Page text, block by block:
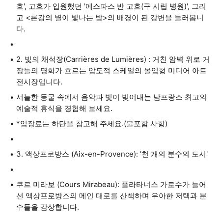
흐', 고흐가 입원했던 '에스파스 반 고흐(구 시립 병원)', 그리
고 <론강의 별이 빛나는 밤>의 배경이 된 강변을 둘러봅니
다.
2. 빛의 채석장(Carrières de Lumières) : 거친 암벽 위로 거
장들의 명화가 흐르는 압도적 스케일의 몰입형 미디어 아트
전시장입니다.
서늘한 동굴 속에서 음악과 빛이 빚어내는 남프랑스 최고의
예술적 휴식을 경험해 보세요.
*입장료는 하단을 참고해 주세요.(불포함 사항)
3. 액상프로방스 (Aix-en-Provence): '천 개의 분수의 도시'
쿠르 미라보 (Cours Mirabeau): 플라타너스 가로수가 늘어
선 액상프로방스의 메인 대로를 산책하며 우아한 저택과 분
수들을 감상합니다.